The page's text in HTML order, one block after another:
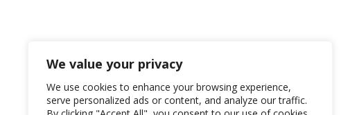
We value your privacy
We use cookies to enhance your browsing experience,
serve personalized ads or content, and analyze our traffic.